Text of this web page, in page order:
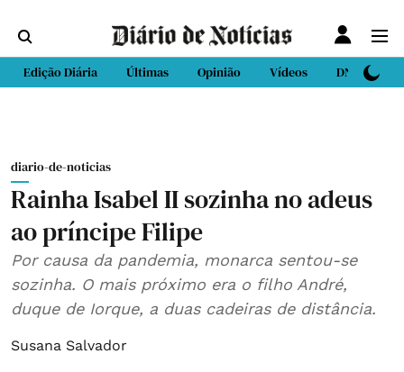
Edição Diária Últimas Opinião Vídeos DN Sport
diario-de-noticias
Rainha Isabel II sozinha no adeus
ao príncipe Filipe
Por causa da pandemia, monarca sentou-se
sozinha. O mais próximo era o filho André,
duque de Iorque, a duas cadeiras de distância.
Susana Salvador